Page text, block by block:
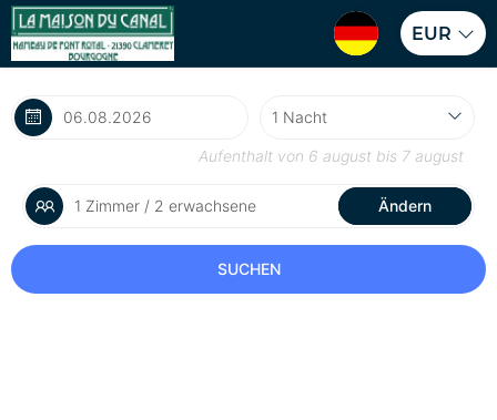
EUR
Aufenthalt von 6 august bis 7 august
1 Zimmer / 2 erwachsene Ändern